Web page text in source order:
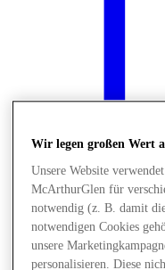
News
Kinderbetreuung
Wir legen großen Wert
Unsere Website
McArthurGlen für
notwendig (z. B. damit
notwendigen Cookies
unsere
personalisieren. Diese